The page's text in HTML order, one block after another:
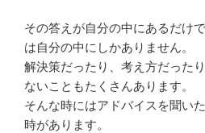
その答えが自分の中にあるだけ
は自分の中にしかありません。
解決策だったり、考え方だった
ないこともたくさんあります。
そんな時にはアドバイスを聞い
時があります。